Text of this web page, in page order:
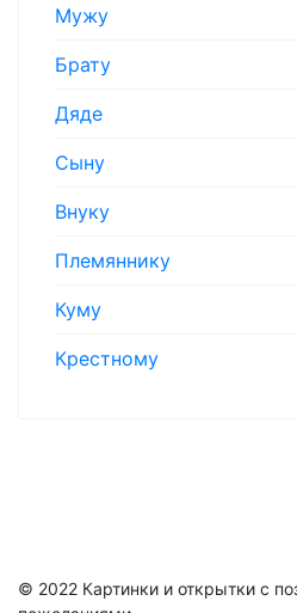
Мужу
Брату
Дяде
Сыну
Внуку
Племяннику
Куму
Крестному
© 2022 Картинки и открытки с